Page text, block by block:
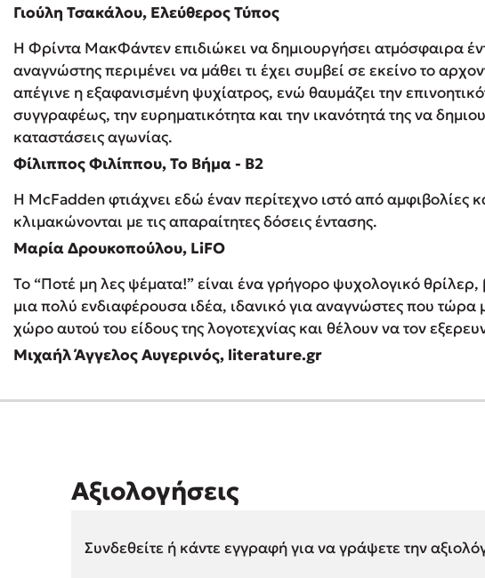
Γιούλη Τσακάλου, Ελεύθερος Τύπος
Η Φρίντα ΜακΦάντεν επιδιώκει να δημιουργήσει ατμόσφαιρα
αναγνώστης περιμένει να μάθει τι έχει συμβεί σε εκείνο το
απέγινε η εξαφανισμένη ψυχίατρος, ενώ θαυμάζει την
συγγραφέως, την ευρηματικότητα και την ικανότητά της να
καταστάσεις αγωνίας.
Φίλιππος Φιλίππου, Το Βήμα - Β2
H McFadden φτιάχνει εδώ έναν περίτεχνο ιστό από αμφιβολίες
κλιμακώνονται με τις απαραίτητες δόσεις έντασης.
Μαρία Δρουκοπούλου, LiFO
Το “Ποτέ μη λες ψέματα!” είναι ένα γρήγορο ψυχολογικό θρίλερ,
μια πολύ ενδιαφέρουσα ιδέα, ιδανικό για αναγνώστες που τώρα
χώρο αυτού του είδους της λογοτεχνίας και θέλουν να τον
Μιχαήλ Άγγελος Αυγερινός, literature.gr
Αξιολογήσεις
Συνδεθείτε ή κάντε εγγραφή για να γράψετε την